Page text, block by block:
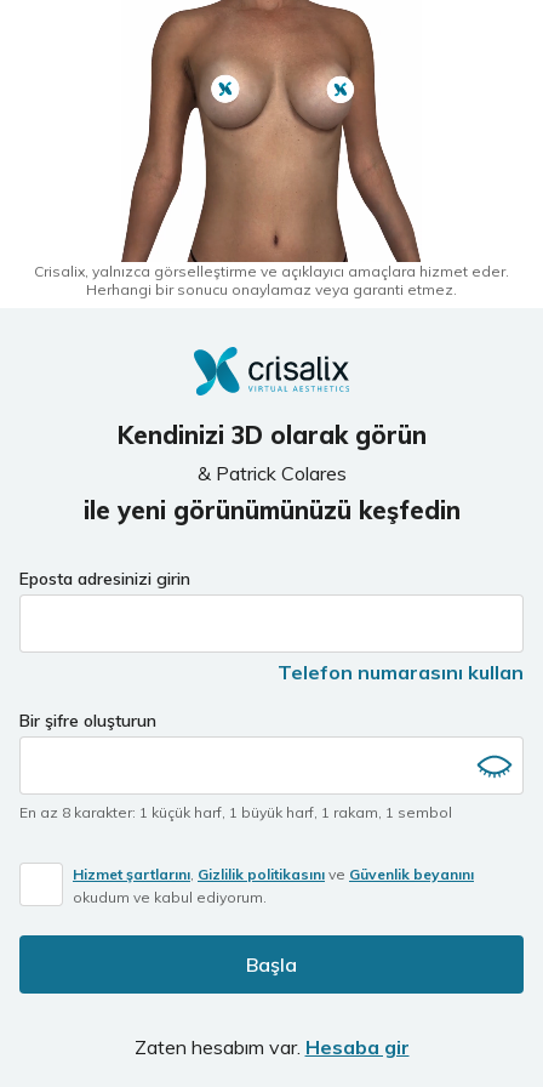
Crisalix, yalnızca görselleştirme ve açıklayıcı amaçlara hizmet eder.
Herhangi bir sonucu onaylamaz veya garanti etmez.
Kendinizi 3D olarak görün
& Patrick Colares
ile yeni görünümünüzü keşfedin
If
a
ignore
this
Eposta adresinizi girin
Telefon numarasını kullan
Bir şifre oluşturun
En az 8 karakter: 1 küçük harf, 1 büyük harf, 1 rakam, 1 sembol
Hizmet şartlarını, Gizlilik politikasını ve Güvenlik beyanını
okudum ve kabul ediyorum.
Başla
Zaten hesabım var. Hesaba gir